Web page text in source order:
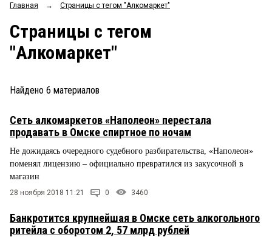
ОБЩЕСТВО
ЗАКОН
НОВОСТИ КОМПАНИЙ
ПРОИСШЕСТВИЯ
СТИЛЬ ЖИЗНИ
Мнения
Главная → Страницы c тегом "Алкомаркет"
Страницы c тегом
"Алкомаркет"
Найдено 6 материалов
Сеть алкомаркетов «Наполеон» перестала
продавать в Омске спиртное по ночам
Не дожидаясь очередного судебного разбирательства, «Наполеон»
поменял лицензию – официально превратился из закусочной в
магазин
28 ноября 2018 11:21 0 3460
Банкротится крупнейшая в Омске сеть алкогольного
ритейла с оборотом 2, 57 млрд рублей